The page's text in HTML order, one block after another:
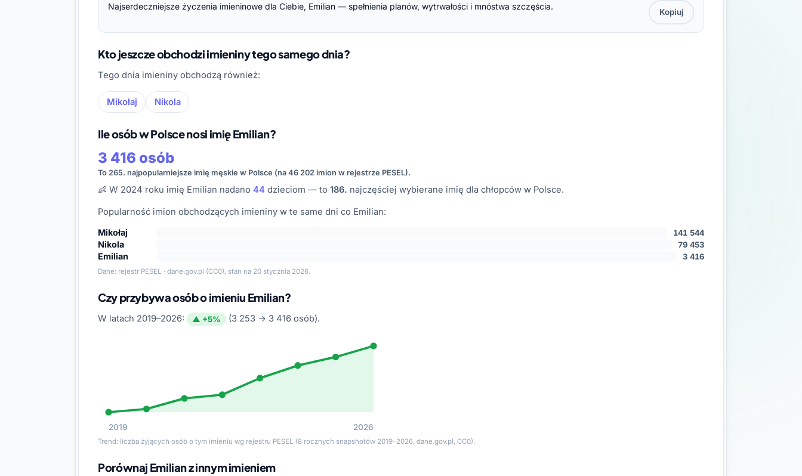
Najserdeczniejsze życzenia imieninowe dla Ciebie, Emilian — spełnienia planów, wytrwałości i mnóstwa szczęścia.
Kopiuj
Kto jeszcze obchodzi imieniny tego samego dnia?
Tego dnia imieniny obchodzą również:
Mikołaj Nikola
Ile osób w Polsce nosi imię Emilian?
3 416 osób
To 265. najpopularniejsze imię męskie w Polsce (na 46 202 imion w rejestrze PESEL).
👶 W 2024 roku imię Emilian nadano 44 dzieciom — to 186. najczęściej wybierane imię dla chłopców w Polsce.
Popularność imion obchodzących imieniny w te same dni co Emilian:
Mikołaj 141 544
Nikola 79 453
Emilian 3 416
Dane: rejestr PESEL · dane.gov.pl (CC0), stan na 20 stycznia 2026.
Czy przybywa osób o imieniu Emilian?
W latach 2019–2026: ▲ +5% (3 253 → 3 416 osób).
2019 2026
Trend: liczba żyjących osób o tym imieniu wg rejestru PESEL (8 rocznych snapshotów 2019–2026, dane.gov.pl, CC0).
Porównaj Emilian z innym imieniem